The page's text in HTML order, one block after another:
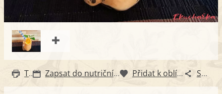
Tisk Zapsat do nutričního diáře Přidat k oblíbeným Sdílet